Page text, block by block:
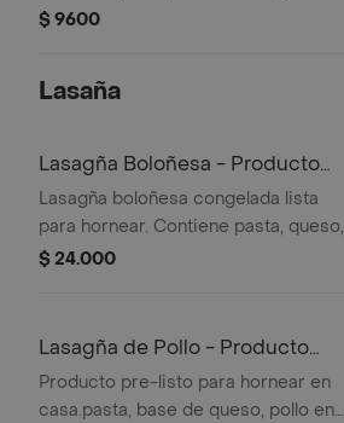
para calentar-servir.
$ 9600
Lasaña
Lasagña Boloñesa - Producto
Congelado
Lasagña boloñesa congelada lista
para hornear. Contiene pasta, queso,
carne en salsa boloñesa y pan
$ 24.000
Lasagña de Pollo - Producto
Congelado
Producto pre-listo para hornear en
casa.pasta, base de queso, pollo en